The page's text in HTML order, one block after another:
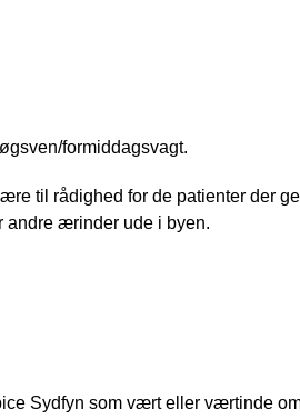
formiddagsvagt.
til rådighed for de patienter der
andre ærinder ude i byen.
Sydfyn som vært eller værtinde